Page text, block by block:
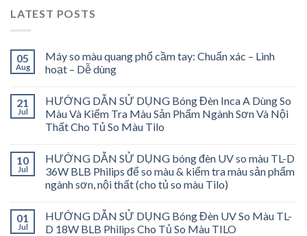
LATEST POSTS
05
Aug
Máy so màu quang phổ cầm tay: Chuẩn xác – Linh
hoạt – Dễ dùng
21
Jul
HƯỚNG DẪN SỬ DỤNG Bóng Đèn Inca A Dùng So
Màu Và Kiểm Tra Màu Sản Phẩm Ngành Sơn Và Nội
Thất Cho Tủ So Màu Tilo
10
Jul
HƯỚNG DẪN SỬ DỤNG bóng đèn UV so màu TL-D
36W BLB Philips để so màu & kiểm tra màu sản phẩm
ngành sơn, nội thất (cho tủ so màu Tilo)
01
Jul
HƯỚNG DẪN SỬ DỤNG Bóng Đèn UV So Màu TL-
D 18W BLB Philips Cho Tủ So Màu TILO